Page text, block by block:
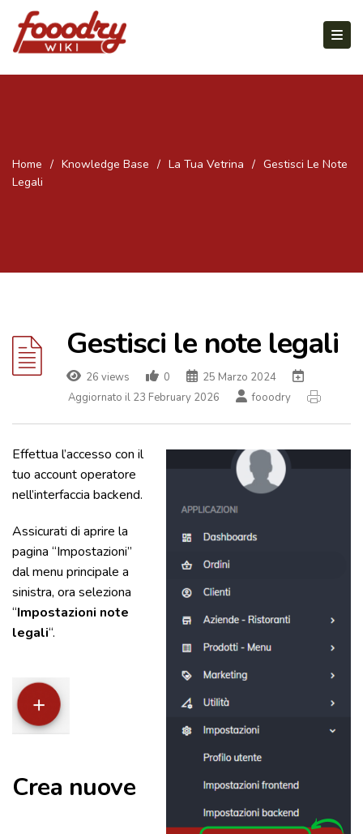
Home / Knowledge Base / La Tua Vetrina / Gestisci Le Note
Legali
Gestisci le note legali
26 views 0
25 Marzo 2024
Aggiornato il 23 February 2026
fooodry
Effettua l’accesso con il
tuo account operatore
nell’interfaccia backend.
Assicurati di aprire la
pagina “Impostazioni”
dal menu principale a
sinistra, ora seleziona
“Impostazioni note
legali“.
Crea nuove